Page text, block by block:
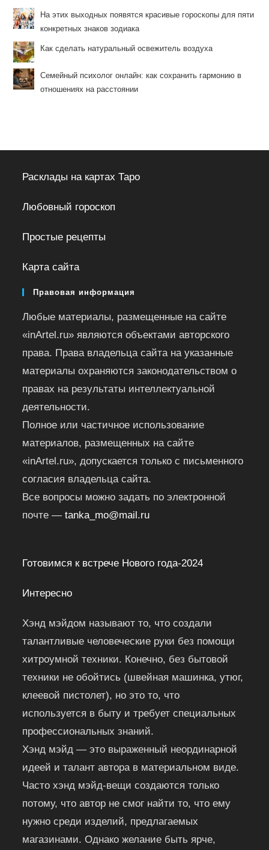
На этих выходных появятся красивые гороскопы для пяти
конкретных знаков зодиака
Как сделать натуральный освежитель воздуха
Семейный психолог онлайн: как сохранить гармонию в
отношениях на расстоянии
Расклады на картах Таро
Любовный гороскоп
Простые рецепты
Карта сайта
Правовая информация
Любые материалы, размещенные на сайте
«inArtel.ru» являются объектами авторского
права. Права владельца сайта на указанные
материалы охраняются законодательством о
правах на результаты интеллектуальной
деятельности.
Полное или частичное использование
материалов, размещенных на сайте
«inArtel.ru», допускается только с письменного
согласия владельца сайта.
Все вопросы можно задать по электронной
почте —tanka_mo@mail.ru
Готовимся к встрече Нового года-2024
Интересно
Хэнд мэйдом называют то, что создали
талантливые человеческие руки без помощи
хитроумной техники. Конечно, без бытовой
техники не обойтись (швейная машинка, утюг,
клеевой пистолет), но это то, что
используется в быту и требует специальных
профессиональных знаний.
Хэнд мэйд — это выраженный неординарной
идеей и талант автора в материальном виде.
Часто хэнд мэйд-вещи создаются только
потому, что автор не смог найти то, что ему
нужно среди изделий, предлагаемых
магазинами. Однако желание быть ярче,